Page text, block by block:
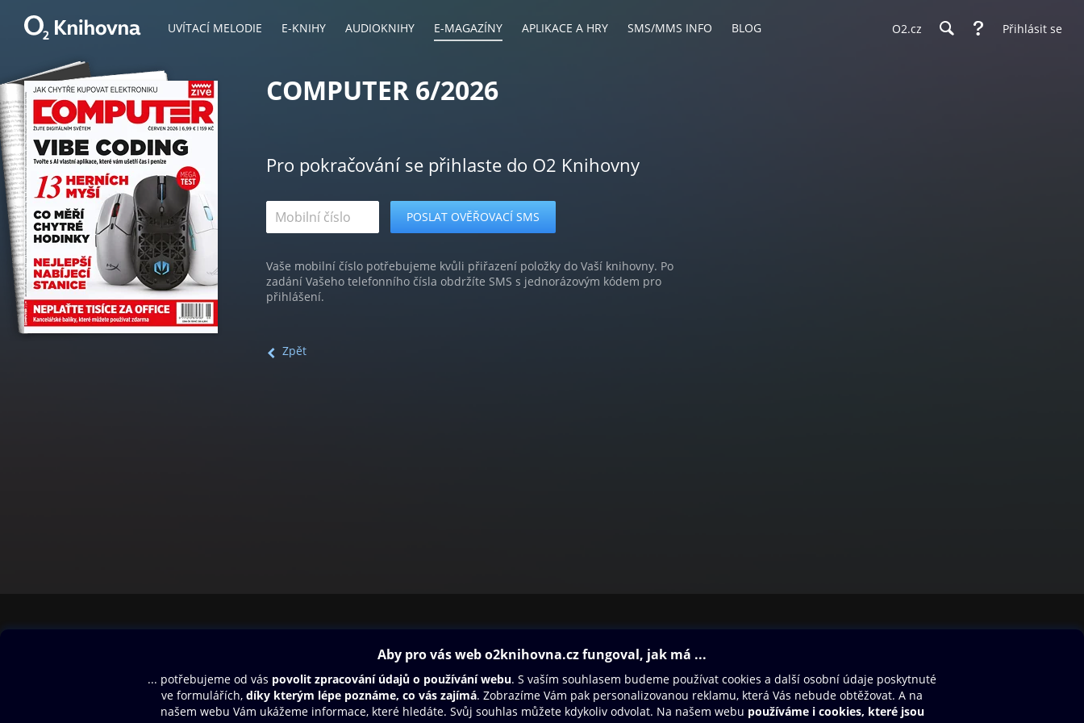
UVÍTACÍ MELODIE E-KNIHY AUDIOKNIHY E-MAGAZÍNY APLIKACE A HRY SMS/MMS INFO BLOG O2.cz Přihlásit se
COMPUTER 6/2026
Pro pokračování se přihlaste do O2 Knihovny
Vaše mobilní číslo potřebujeme kvůli přiřazení položky do Vaší knihovny. Po
zadání Vašeho telefonního čísla obdržíte SMS s jednorázovým kódem pro
přihlášení.
Zpět
Aplikace a hry
SMS/MMS Info
Blog
Dárkový poukaz
Nápověda
Oneplay Originály
Sport